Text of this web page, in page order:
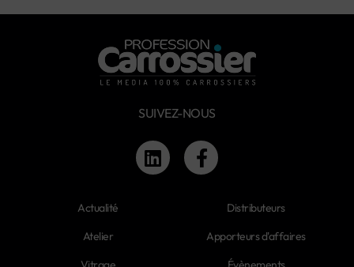
SUIVEZ-NOUS
Actualité
Atelier
Distributeurs
Apporteurs d'affaires